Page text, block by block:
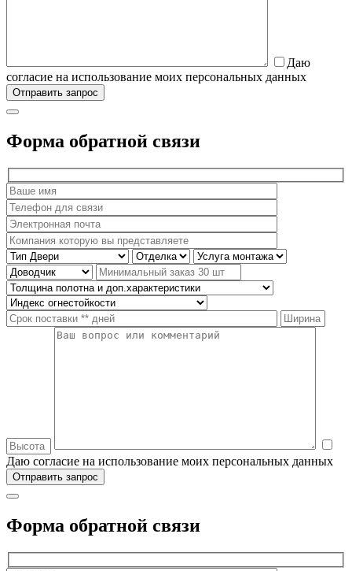
Даю
согласие на использование моих персональных данных
Форма обратной связи
Даю согласие на использование моих персональных данных
Форма обратной связи